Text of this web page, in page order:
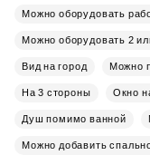
Можно оборудовать
Можно оборудовать 2
Вид на город Можно
На 3 стороны Окно
Душ помимо ванной
Можно добавить